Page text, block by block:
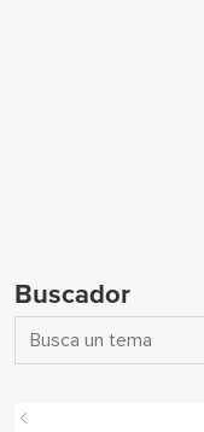
Buscador